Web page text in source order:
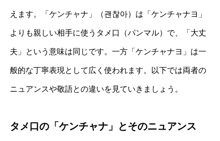
えます。「ケンチャナ」（괜찮아）は「ケンチャナヨ」
よりも親しい相手に使うタメ口（パンマル）で、「大丈
夫」という意味は同じです。一方「ケンチャナヨ」は一
般的な丁寧表現として広く使われます。以下では両者の
ニュアンスや敬語との違いを見ていきましょう。
タメ口の「ケンチャナ」とそのニュアンス